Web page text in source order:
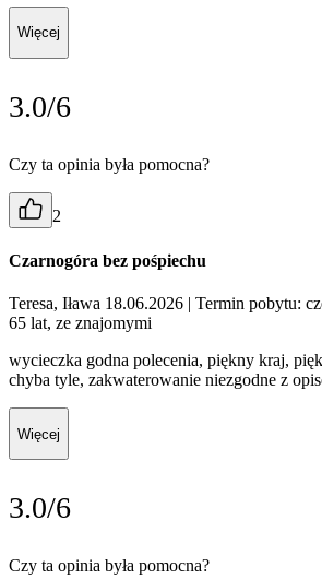
Więcej
3.0/6
Czy ta opinia była pomocna?
2
Czarnogóra bez pośpiechu
Teresa, Iława 18.06.2026 | Termin pobytu:
65 lat, ze znajomymi
wycieczka godna polecenia, piękny kraj,
chyba tyle, zakwaterowanie niezgodne z
Więcej
3.0/6
Czy ta opinia była pomocna?